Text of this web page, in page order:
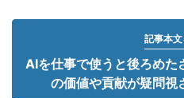
記事本
AIを仕事で使うと後ろめ
の価値や貢献が疑問視